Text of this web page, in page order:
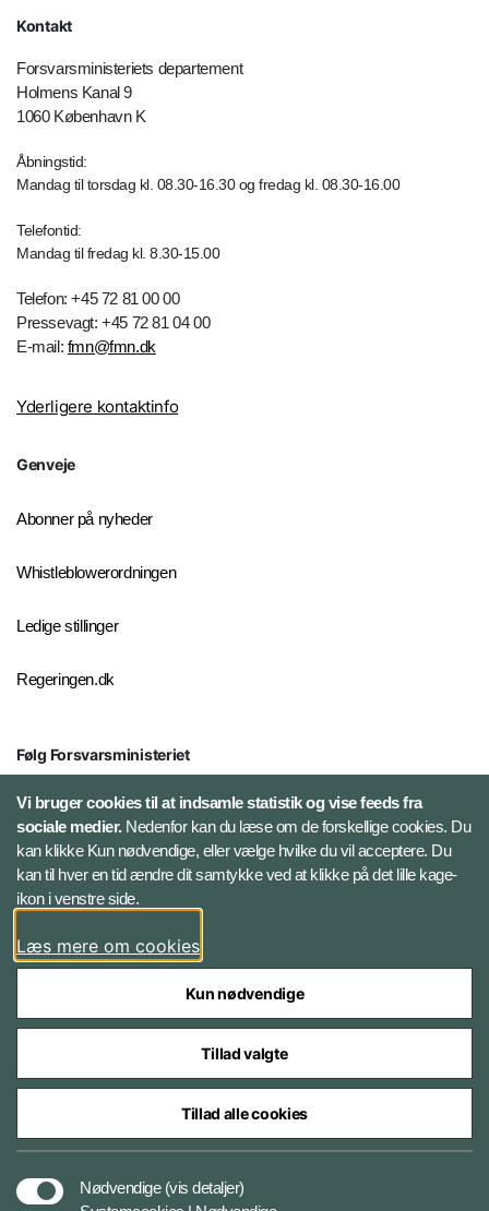
Kontakt
Forsvarsministeriets departement
Holmens Kanal 9
1060 København K
Åbningstid:
Mandag til torsdag kl. 08.30-16.30 og fredag kl. 08.30-16.00
Telefontid:
Mandag til fredag kl. 8.30-15.00
Telefon: +45 72 81 00 00
Pressevagt: +45 72 81 04 00
E-mail: fmn@fmn.dk
Yderligere kontaktinfo
Genveje
Abonner på nyheder
Whistleblowerordningen
Ledige stillinger
Regeringen.dk
Følg Forsvarsministeriet
X
LinkedIn
Instagram
Styrelser og myndigheder under Forsvarsministeriet
Vi bruger cookies til at indsamle statistik og vise feeds fra
sociale medier.Nedenfor kan du læse om de forskellige cookies. Du
kan klikke Kun nødvendige, eller vælge hvilke du vil acceptere. Du
kan til hver en tid ændre dit samtykke ved at klikke på det lille kage-
ikon i venstre side.
Læs mere om cookies
Kun nødvendige
Tillad valgte
Tillad alle cookies
Nødvendige (vis detaljer)